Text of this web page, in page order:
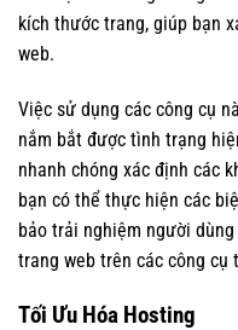
kích thước trang, giúp bạn
web.
Việc sử dụng các công cụ
nắm bắt được tình trạng
nhanh chóng xác định các
bạn có thể thực hiện các
bảo trải nghiệm người
trang web trên các công cụ
Tối Ưu Hóa Hosting